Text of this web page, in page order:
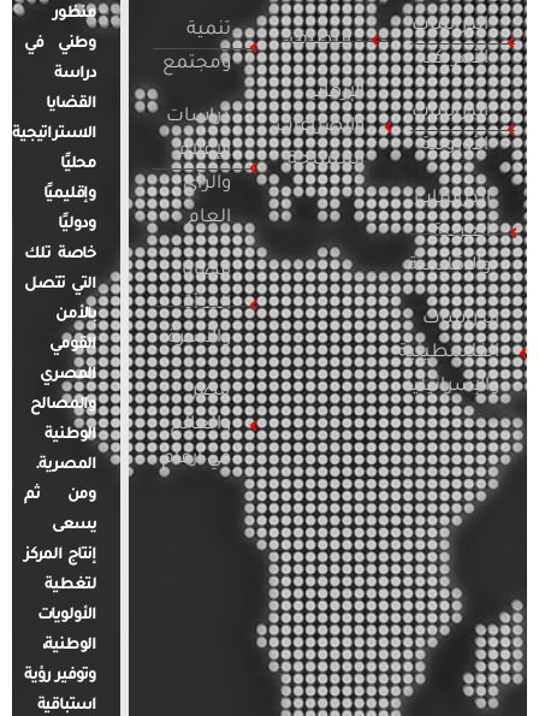
الدراسات
الأمريكية
الدراسات
الأوروبية
الدراسات
العربية
والإقليمية
الدراسات
الفلسطينية
والإسرائيلية
التطرف
الإرهاب
والصراعات
المسلحة
تنمية
ومجتمع
دراسات
الإعلام
والرأي
العام
قضايا
المرأة
والأسرة
مصر
والعالم
في أرقام
منظور
وطني في
دراسة
القضايا
الاستراتيجية
محليًا
وإقليميًا
ودوليًا
خاصة تلك
التي تتصل
بالأمن
القومي
المصري
والمصالح
الوطنية
المصرية.
ومن ثم
يسعى
إنتاج المركز
لتغطية
الأولويات
الوطنية،
وتوفير رؤية
استباقية